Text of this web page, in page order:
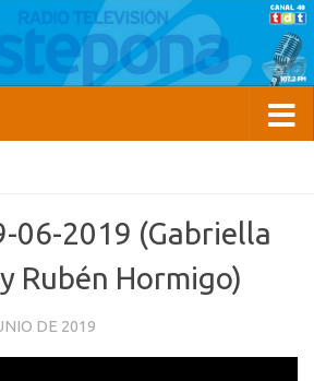
06-2019 (Gabriella
Rubén Hormigo)
DE 2019